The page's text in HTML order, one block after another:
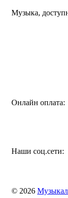
Музыка,
Онлайн оплата:
Наши соц.сети:
© 2026